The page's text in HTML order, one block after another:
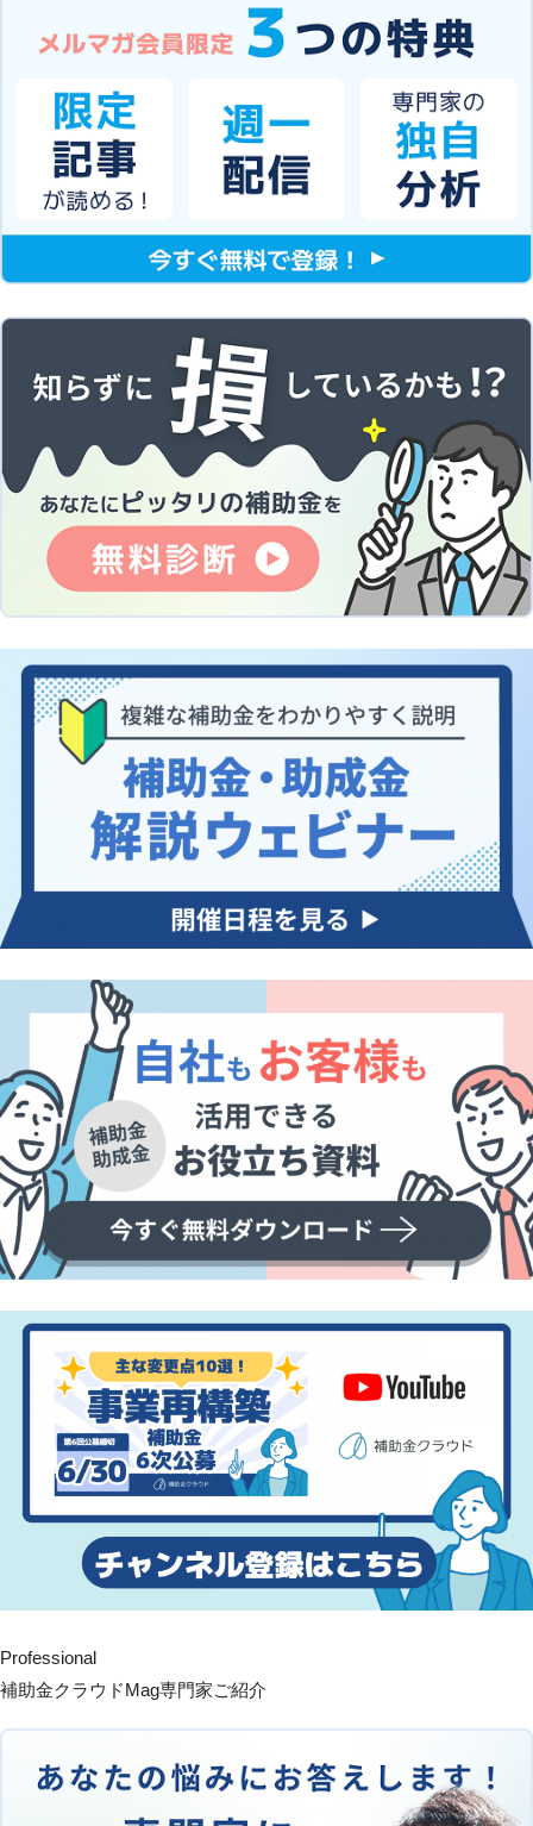
Professional
補助金クラウドMag専門家ご紹介